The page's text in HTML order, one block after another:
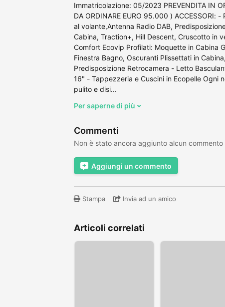
Immatricolazione: 05/2023 PREVENDITA IN
DA ORDINARE EURO 95.000 ) ACCESSORI:
al volante,Antenna Radio DAB,
Cabina, Traction+, Hill Descent, Cruscotto in
Comfort Ecovip Profilati: Moquette in Cabina
Finestra Bagno, Oscuranti Plissettati in
Predisposizione Retrocamera - Letto
16" - Tappezzeria e Cuscini in Ecopelle Ogni
pulito e disi...
Per saperne di più
Commenti
Non è stato ancora aggiunto alcun commento
Aggiungi un commento
Stampa Invia ad un amico
Articoli correlati